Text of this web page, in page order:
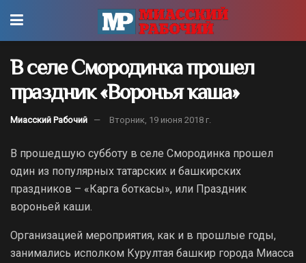
В селе Смородинка прошел
праздник «Воронья каша»
Миасский Рабочий Вторник, 19 июня 2018 г.
В прошедшую субботу в селе Смородинка прошел
один из популярных татарских и башкирских
праздников – «Карга боткасы», или Праздник
вороньей каши.
Организацией мероприятия, как и в прошлые годы,
занимались исполком Курултая башкир города Миасса